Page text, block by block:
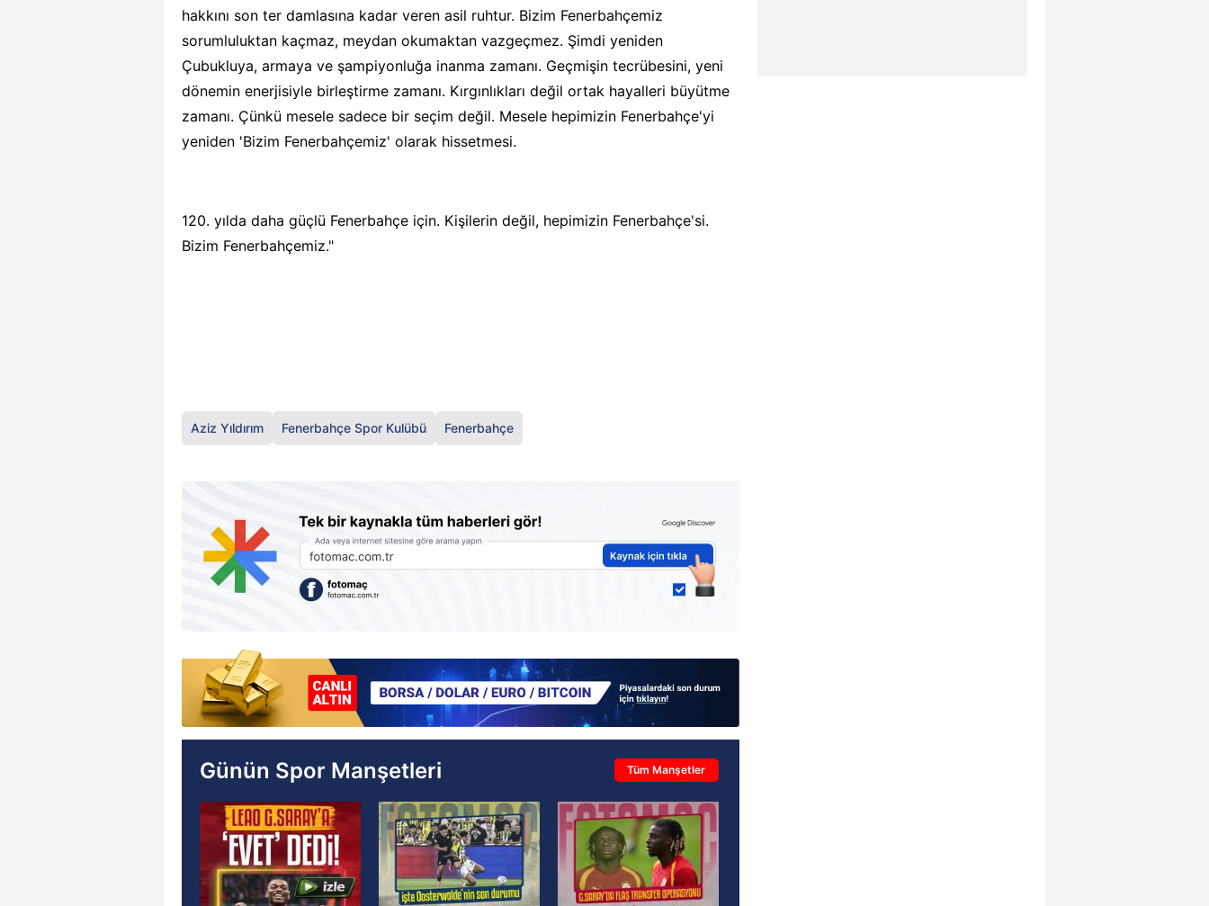
hakkını son ter damlasına kadar veren asil ruhtur. Bizim Fenerbahçemiz
sorumluluktan kaçmaz, meydan okumaktan vazgeçmez. Şimdi yeniden
Çubukluya, armaya ve şampiyonluğa inanma zamanı. Geçmişin tecrübesini, yeni
dönemin enerjisiyle birleştirme zamanı. Kırgınlıkları değil ortak hayalleri büyütme
zamanı. Çünkü mesele sadece bir seçim değil. Mesele hepimizin Fenerbahçe'yi
yeniden 'Bizim Fenerbahçemiz' olarak hissetmesi.
120. yılda daha güçlü Fenerbahçe için. Kişilerin değil, hepimizin Fenerbahçe'si.
Bizim Fenerbahçemiz."
Aziz Yıldırım Fenerbahçe Spor Kulübü Fenerbahçe
Günün Spor Manşetleri Tüm Manşetler